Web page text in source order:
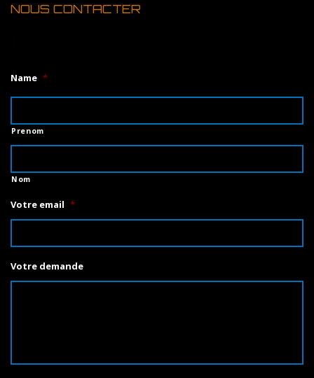
NOUS CONTACTER
Name *
Prenom
Nom
Votre email *
Votre demande